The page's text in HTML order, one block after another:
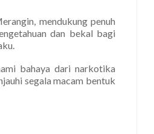
mendukung penuh
dan bekal bagi
bahaya dari narkotika
segala macam bentuk